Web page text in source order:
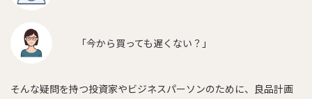
「今から買っても遅くない？」
そんな疑問を持つ投資家やビジネスパーソンのために、良品計画